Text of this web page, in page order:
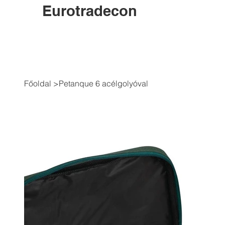
Eurotradecon
Főoldal >Petanque 6 acélgolyóval